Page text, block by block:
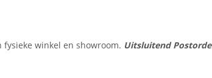
winkel en showroom. Uitsluitend